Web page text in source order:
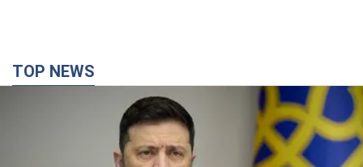
TOP NEWS